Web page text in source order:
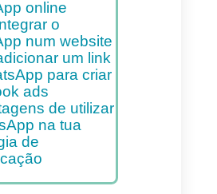
um link WhatsApp:
fazer
personalizar um
o WhatsApp
um link para o
online